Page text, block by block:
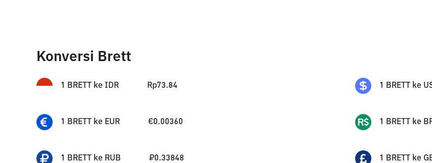
Konversi Brett
1 BRETT ke IDR Rp73.84 1 BRETT ke
1 BRETT ke EUR €0.00360 1 BRETT ke
1 BRETT ke RUB ₽0.33848 1 BRETT ke